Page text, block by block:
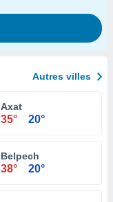
Autres villes
Axat
35° 20°
Belpech
38° 20°